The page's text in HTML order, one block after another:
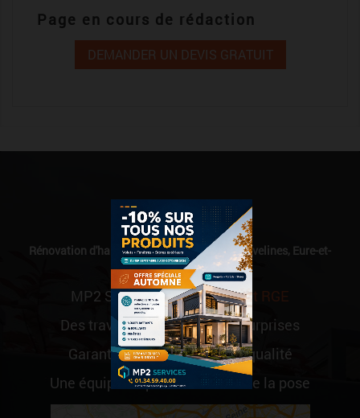
Page en cours de rédaction
DEMANDER UN DEVIS GRATUIT
Qualibat
Rénovation d'habitat sur Paris & sa région, Yvelines, Eure-et-
Loir
MP2 Services estQualibat et RGE
Des travaux sérieux et sans surprises
Garantie et engagement de qualité
Une équipe de professionnels de la pose